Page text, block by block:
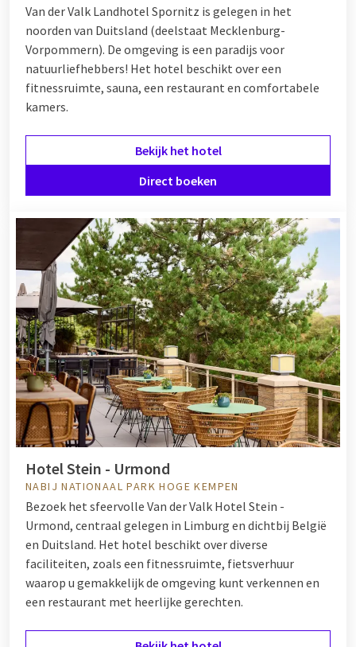
Van der Valk Landhotel Spornitz is gelegen in het
noorden van Duitsland (deelstaat Mecklenburg-
Vorpommern). De omgeving is een paradijs voor
natuurliefhebbers! Het hotel beschikt over een
fitnessruimte, sauna, een restaurant en comfortabele
kamers.
Bekijk het hotel
Direct boeken
Hotel Stein - Urmond
NABIJ NATIONAAL PARK HOGE KEMPEN
Bezoek het sfeervolle Van der Valk Hotel Stein -
Urmond, centraal gelegen in Limburg en dichtbij België
en Duitsland. Het hotel beschikt over diverse
faciliteiten, zoals een fitnessruimte, fietsverhuur
waarop u gemakkelijk de omgeving kunt verkennen en
een restaurant met heerlijke gerechten.